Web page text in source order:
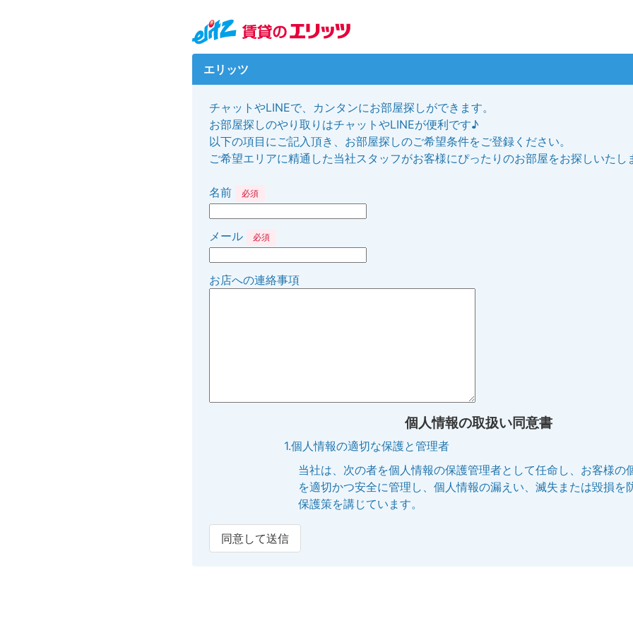
エリッツ
チャットやLINEで、カンタンにお部屋探しができます。
お部屋探しのやり取りはチャットやLINEが便利です♪
以下の項目にご記入頂き、お部屋探しのご希望条件をご登録ください。
ご希望エリアに精通した当社スタッフがお客様にぴったりのお部屋をお探しいたし
名前 必須
メール 必須
お店への連絡事項
個人情報の取扱い同意書
1.個人情報の適切な保護と管理者
当社は、次の者を個人情報の保護管理者として任命し、お客様の
を適切かつ安全に管理し、個人情報の漏えい、滅失または毀損を
保護策を講じています。
同意して送信